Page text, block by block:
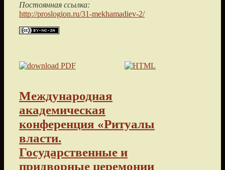
Постоянная ссылка:
http://proslogion.ru/31-mekhamadiev-2/
Mеждународная
академическая
конференция «Ритуалы
власти.
Государственные и
придворные церемонии